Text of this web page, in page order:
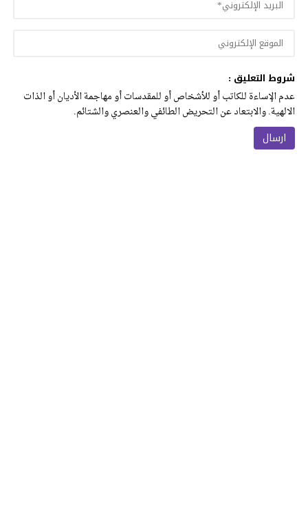
شروط التعليق :
عدم الإساءة للكاتب أو للأشخاص أو للمقدسات أو مهاجمة الأديان أو الذات
الالهية. والابتعاد عن التحريض الطائفي والعنصري والشتائم.